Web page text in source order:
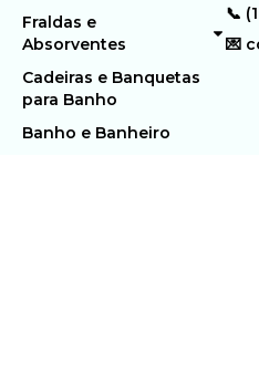
Fraldas e
Absorventes
Cadeiras e Banquetas
para Banho
Banho e Banheiro
📞
💌